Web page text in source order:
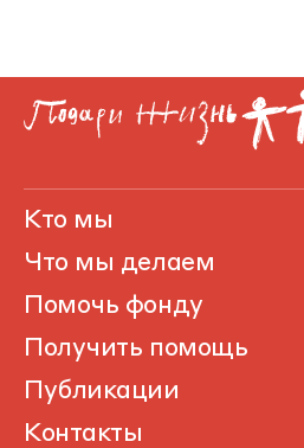
Кто мы
Что мы делаем
Помочь фонду
Получить помощь
Публикации
Контакты